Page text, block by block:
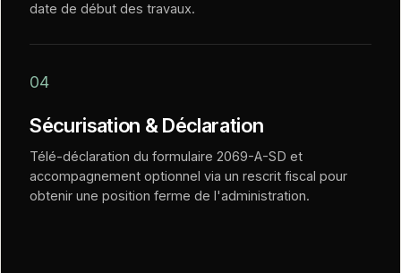
date de début des travaux.
04
Sécurisation & Déclaration
Télé-déclaration du formulaire 2069-A-SD et
accompagnement optionnel via un rescrit fiscal pour
obtenir une position ferme de l'administration.